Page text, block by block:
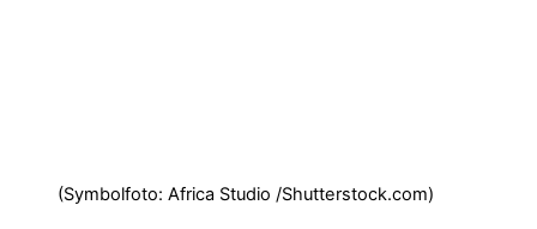
(Symbolfoto: Africa Studio /Shutterstock.com)